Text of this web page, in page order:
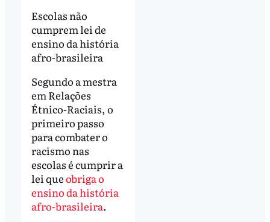
Escolas não
cumprem lei de
ensino da história
afro-brasileira
Segundo a mestra
em Relações
Étnico-Raciais, o
primeiro passo
para combater o
racismo nas
escolas é cumprir a
lei queobriga o
ensino da história
afro-brasileira.